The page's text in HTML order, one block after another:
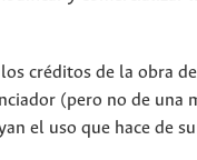
créditos de la obra
(pero no de una
el uso que hace de